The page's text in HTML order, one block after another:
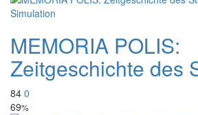
Simulation
MEMORIA POLIS:
Zeitgeschichte des
84 0
69%